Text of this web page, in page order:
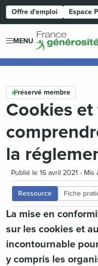
Offre d'emploi Espace
MENU
réservé membre
Cookies
la
Publié le 16 avril 2021 -
Ressource Fiche
La mise en
sur les cookies et
incontournable
y compris les